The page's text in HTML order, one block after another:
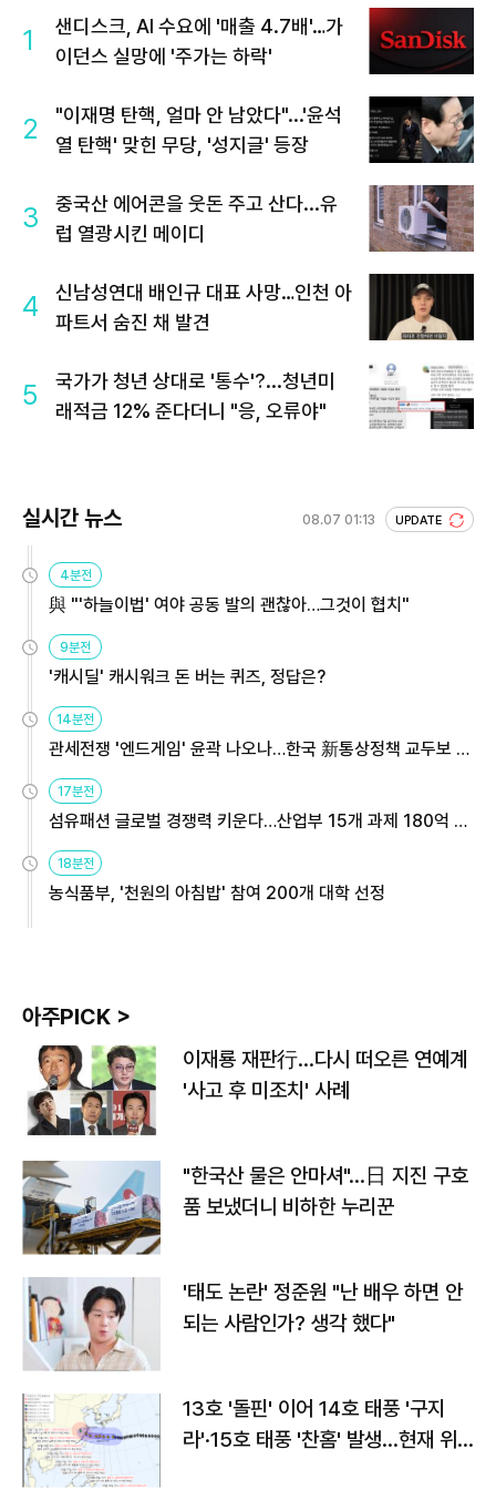
1
샌디스크, AI 수요에 '매출 4.7배'…가
이던스 실망에 '주가는 하락'
2
"이재명 탄핵, 얼마 안 남았다"...'윤석
열 탄핵' 맞힌 무당, '성지글' 등장
3
중국산 에어콘을 웃돈 주고 산다...유
럽 열광시킨 메이디
4
신남성연대 배인규 대표 사망…인천 아
파트서 숨진 채 발견
5
국가가 청년 상대로 '통수'?...청년미
래적금 12% 준다더니 "응, 오류야"
실시간 뉴스 08.07 01:13 UPDATE
4분전
與 "'하늘이법' 여야 공동 발의 괜찮아…그것이 협치"
9분전
'캐시딜' 캐시워크 돈 버는 퀴즈, 정답은?
14분전
관세전쟁 '엔드게임' 윤곽 나오나…한국 新통상정책 교두보 활
용해야
17분전
섬유패션 글로벌 경쟁력 키운다…산업부 15개 과제 180억 지
원
18분전
농식품부, '천원의 아침밥' 참여 200개 대학 선정
아주PICK >
이재룡 재판行…다시 떠오른 연예계
'사고 후 미조치' 사례
"한국산 물은 안마셔"…日 지진 구호
품 보냈더니 비하한 누리꾼
'태도 논란' 정준원 "난 배우 하면 안
되는 사람인가? 생각 했다"
13호 '돌핀' 이어 14호 태풍 '구지
라'·15호 태풍 '찬홈' 발생…현재 위